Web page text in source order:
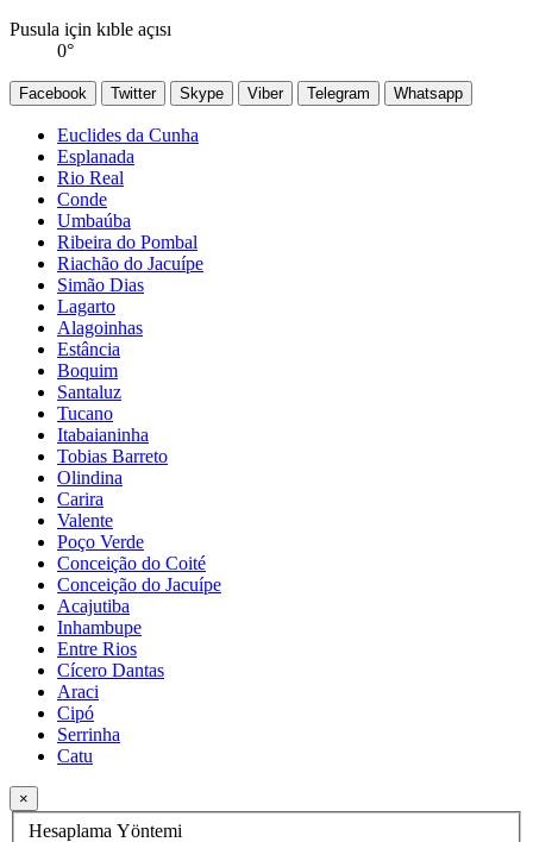
Pusula için kıble açısı
0°
Facebook Twitter Skype Viber Telegram Whatsapp
Euclides da Cunha
Esplanada
Rio Real
Conde
Umbaúba
Ribeira do Pombal
Riachão do Jacuípe
Simão Dias
Lagarto
Alagoinhas
Estância
Boquim
Santaluz
Tucano
Itabaianinha
Tobias Barreto
Olindina
Carira
Valente
Poço Verde
Conceição do Coité
Conceição do Jacuípe
Acajutiba
Inhambupe
Entre Rios
Cícero Dantas
Araci
Cipó
Serrinha
Catu
×
Hesaplama Yöntemi